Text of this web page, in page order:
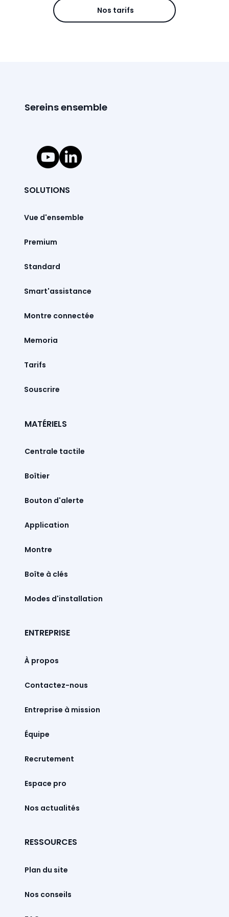
Nos tarifs
Sereins ensemble
SOLUTIONS
Vue d'ensemble
Premium
Standard
Smart'assistance
Montre connectée
Memoria
Tarifs
Souscrire
MATÉRIELS
Centrale tactile
Boîtier
Bouton d'alerte
Montre
Boîte à clés
Modes d'installation
ENTREPRISE
À propos
Contactez-nous
Entreprise à mission
Équipe
Recrutement
Espace pro
Nos actualités
RESSOURCES
Plan du site
Nos conseils